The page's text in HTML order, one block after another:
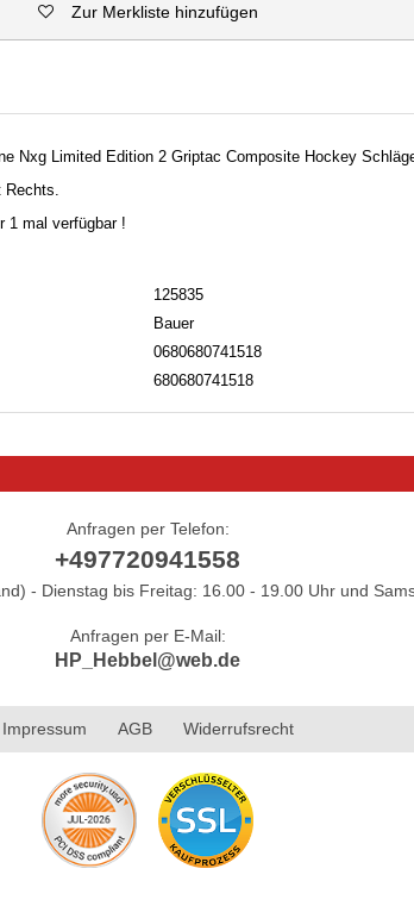
Zur Merkliste hinzufügen
Nxg Limited Edition 2 Griptac Composite Hockey
1 mal verfügbar !
125835
Bauer
0680680741518
680680741518
Anfragen per Telefon:
+497720941558
- Dienstag bis Freitag: 16.00 - 19.00 Uhr und
Anfragen per E-Mail:
HP_Hebbel@web.de
Impressum AGB Widerrufsrecht